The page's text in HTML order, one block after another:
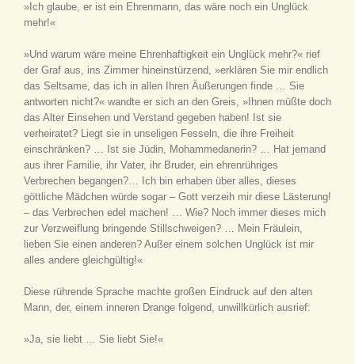
»Ich glaube, er ist ein Ehrenmann, das wäre noch ein Unglück
mehr!«
»Und warum wäre meine Ehrenhaftigkeit ein Unglück mehr?« rief
der Graf aus, ins Zimmer hineinstürzend, »erklären Sie mir endlich
das Seltsame, das ich in allen Ihren Äußerungen finde … Sie
antworten nicht?« wandte er sich an den Greis, »Ihnen müßte doch
das Alter Einsehen und Verstand gegeben haben! Ist sie
verheiratet? Liegt sie in unseligen Fesseln, die ihre Freiheit
einschränken? … Ist sie Jüdin, Mohammedanerin? … Hat jemand
aus ihrer Familie, ihr Vater, ihr Bruder, ein ehrenrühriges
Verbrechen begangen?… Ich bin erhaben über alles, dieses
göttliche Mädchen würde sogar – Gott verzeih mir diese Lästerung!
– das Verbrechen edel machen! … Wie? Noch immer dieses mich
zur Verzweiflung bringende Stillschweigen? … Mein Fräulein,
lieben Sie einen anderen? Außer einem solchen Unglück ist mir
alles andere gleichgültig!«
Diese rührende Sprache machte großen Eindruck auf den alten
Mann, der, einem inneren Drange folgend, unwillkürlich ausrief:
»Ja, sie liebt … Sie liebt Sie!«